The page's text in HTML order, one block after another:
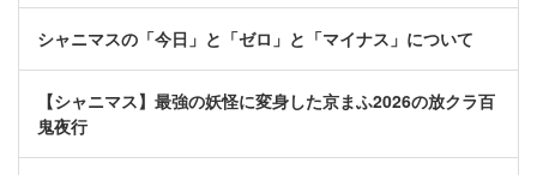
シャニマスの「今日」と「ゼロ」と「マイナス」について
【シャニマス】最強の妖怪に変身した京まふ2026の放クラ百
鬼夜行